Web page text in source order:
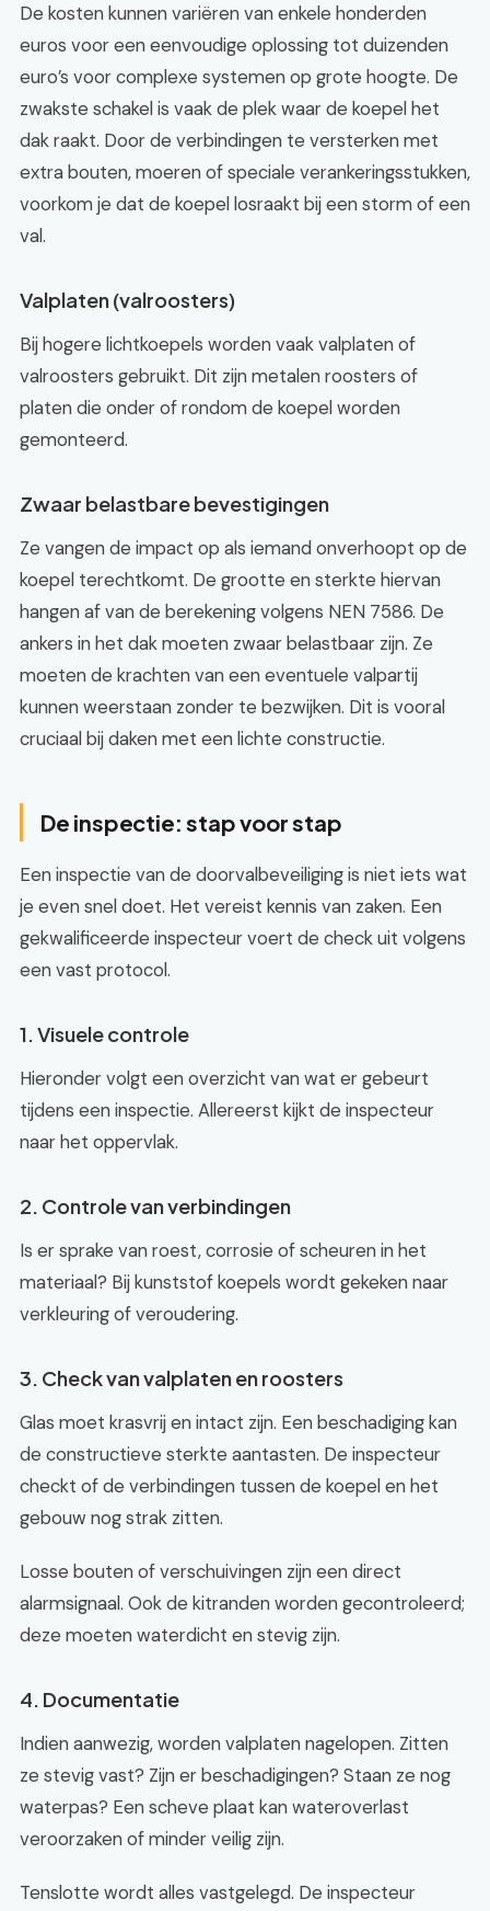
De kosten kunnen variëren van enkele honderden
euros voor een eenvoudige oplossing tot duizenden
euro’s voor complexe systemen op grote hoogte. De
zwakste schakel is vaak de plek waar de koepel het
dak raakt. Door de verbindingen te versterken met
extra bouten, moeren of speciale verankeringsstukken,
voorkom je dat de koepel losraakt bij een storm of een
val.
Valplaten (valroosters)
Bij hogere lichtkoepels worden vaak valplaten of
valroosters gebruikt. Dit zijn metalen roosters of
platen die onder of rondom de koepel worden
gemonteerd.
Zwaar belastbare bevestigingen
Ze vangen de impact op als iemand onverhoopt op de
koepel terechtkomt. De grootte en sterkte hiervan
hangen af van de berekening volgens NEN 7586. De
ankers in het dak moeten zwaar belastbaar zijn. Ze
moeten de krachten van een eventuele valpartij
kunnen weerstaan zonder te bezwijken. Dit is vooral
cruciaal bij daken met een lichte constructie.
De inspectie: stap voor stap
Een inspectie van de doorvalbeveiliging is niet iets wat
je even snel doet. Het vereist kennis van zaken. Een
gekwalificeerde inspecteur voert de check uit volgens
een vast protocol.
1. Visuele controle
Hieronder volgt een overzicht van wat er gebeurt
tijdens een inspectie. Allereerst kijkt de inspecteur
naar het oppervlak.
2. Controle van verbindingen
Is er sprake van roest, corrosie of scheuren in het
materiaal? Bij kunststof koepels wordt gekeken naar
verkleuring of veroudering.
3. Check van valplaten en roosters
Glas moet krasvrij en intact zijn. Een beschadiging kan
de constructieve sterkte aantasten. De inspecteur
checkt of de verbindingen tussen de koepel en het
gebouw nog strak zitten.
Losse bouten of verschuivingen zijn een direct
alarmsignaal. Ook de kitranden worden gecontroleerd;
deze moeten waterdicht en stevig zijn.
4. Documentatie
Indien aanwezig, worden valplaten nagelopen. Zitten
ze stevig vast? Zijn er beschadigingen? Staan ze nog
waterpas? Een scheve plaat kan wateroverlast
veroorzaken of minder veilig zijn.
Tenslotte wordt alles vastgelegd. De inspecteur